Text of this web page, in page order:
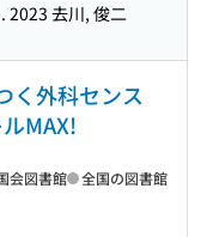
2023 去川, 俊二
く外科センス
MAX!
会図書館 全国の図書館